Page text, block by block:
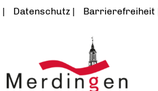
Datenschutz Barrierefreiheit